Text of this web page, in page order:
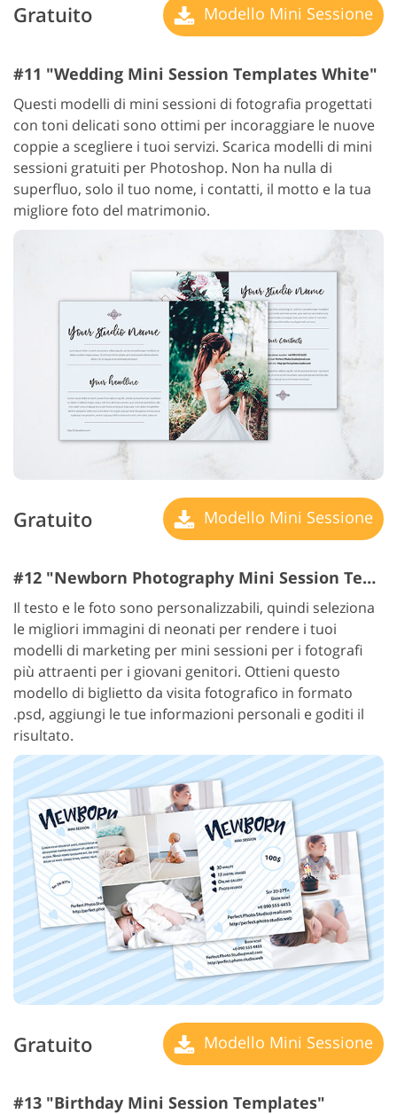
Gratuito Modello Mini Sessione
#11 "Wedding Mini Session Templates White"
Questi modelli di mini sessioni di fotografia progettati
con toni delicati sono ottimi per incoraggiare le nuove
coppie a scegliere i tuoi servizi. Scarica modelli di mini
sessioni gratuiti per Photoshop. Non ha nulla di
superfluo, solo il tuo nome, i contatti, il motto e la tua
migliore foto del matrimonio.
Gratuito Modello Mini Sessione
#12 "Newborn Photography Mini Session Templates"
Il testo e le foto sono personalizzabili, quindi seleziona
le migliori immagini di neonati per rendere i tuoi
modelli di marketing per mini sessioni per i fotografi
più attraenti per i giovani genitori. Ottieni questo
modello di biglietto da visita fotografico in formato
.psd, aggiungi le tue informazioni personali e goditi il
risultato.
Gratuito Modello Mini Sessione
#13 "Birthday Mini Session Templates"